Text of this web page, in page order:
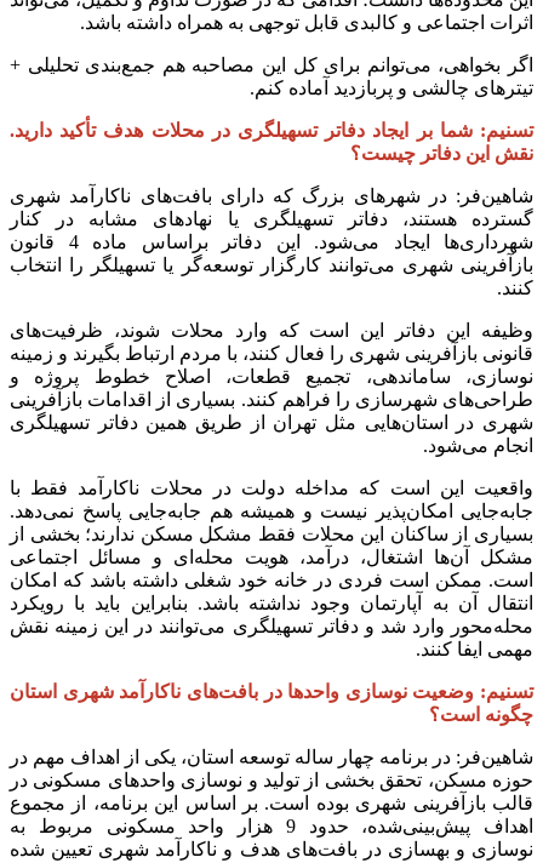
اثرات اجتماعی و کالبدی قابل توجهی به همراه داشته باشد.
اگر بخواهی، می‌توانم برای کل این مصاحبه هم جمع‌بندی تحلیلی +
تیترهای چالشی و پربازدید آماده کنم.
تسنیم: شما بر ایجاد دفاتر تسهیلگری در محلات هدف تأکید دارید.
نقش این دفاتر چیست؟
شاهین‌فر: در شهرهای بزرگ که دارای بافت‌های ناکارآمد شهری
گسترده هستند، دفاتر تسهیلگری یا نهادهای مشابه در کنار
شهرداری‌ها ایجاد می‌شود. این دفاتر براساس ماده 4 قانون
بازآفرینی شهری می‌توانند کارگزار توسعه‌گر یا تسهیلگر را انتخاب
کنند.
وظیفه این دفاتر این است که وارد محلات شوند، ظرفیت‌های
قانونی بازآفرینی شهری را فعال کنند، با مردم ارتباط بگیرند و زمینه
نوسازی، ساماندهی، تجمیع قطعات، اصلاح خطوط پروژه و
طراحی‌های شهرسازی را فراهم کنند. بسیاری از اقدامات بازآفرینی
شهری در استان‌هایی مثل تهران از طریق همین دفاتر تسهیلگری
انجام می‌شود.
واقعیت این است که مداخله دولت در محلات ناکارآمد فقط با
جابه‌جایی امکان‌پذیر نیست و همیشه هم جابه‌جایی پاسخ نمی‌دهد.
بسیاری از ساکنان این محلات فقط مشکل مسکن ندارند؛ بخشی از
مشکل آن‌ها اشتغال، درآمد، هویت محله‌ای و مسائل اجتماعی
است. ممکن است فردی در خانه خود شغلی داشته باشد که امکان
انتقال آن به آپارتمان وجود نداشته باشد. بنابراین باید با رویکرد
محله‌محور وارد شد و دفاتر تسهیلگری می‌توانند در این زمینه نقش
مهمی ایفا کنند.
تسنیم: وضعیت نوسازی واحدها در بافت‌های ناکارآمد شهری استان
چگونه است؟
شاهین‌فر: در برنامه چهار ساله توسعه استان، یکی از اهداف مهم در
حوزه مسکن، تحقق بخشی از تولید و نوسازی واحدهای مسکونی در
قالب بازآفرینی شهری بوده است. بر اساس این برنامه، از مجموع
اهداف پیش‌بینی‌شده، حدود 9 هزار واحد مسکونی مربوط به
نوسازی و بهسازی در بافت‌های هدف و ناکارآمد شهری تعیین شده